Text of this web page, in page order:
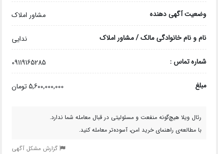
وضعیت آگهی دهنده مشاور املاک
نام و نام خانوادگی مالک / مشاور املاک ندایی
شماره تماس : 09119165285
مبلغ 5,600,000,000 تومان
رئال ویلا هیچ‌گونه منفعت و مسئولیتی در قبال معامله شما ندارد.
با مطالعه‌ی راهنمای خرید امن، آسوده‌تر معامله کنید.
گزارش مشکل آگهی